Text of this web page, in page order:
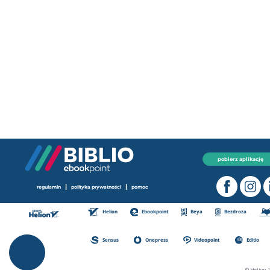
pobierz aplikację
regulamin | polityka prywatności | pomoc
Helion Ebookpoint Beya Bezdroza
Sensus Onepress Videopoint Editio